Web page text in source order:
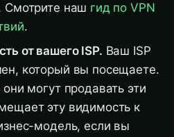
Смотрите наш гид по VPN
.
от вашего ISP. Ваш ISP
который вы посещаете.
могут продавать эти
эту видимость к
модель, если вы